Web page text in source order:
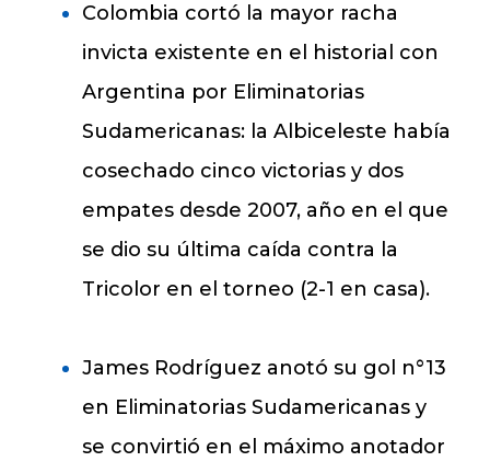
Colombia cortó la mayor racha
invicta existente en el historial con
Argentina por Eliminatorias
Sudamericanas: la Albiceleste había
cosechado cinco victorias y dos
empates desde 2007, año en el que
se dio su última caída contra la
Tricolor en el torneo (2-1 en casa).
James Rodríguez anotó su gol n°13
en Eliminatorias Sudamericanas y
se convirtió en el máximo anotador